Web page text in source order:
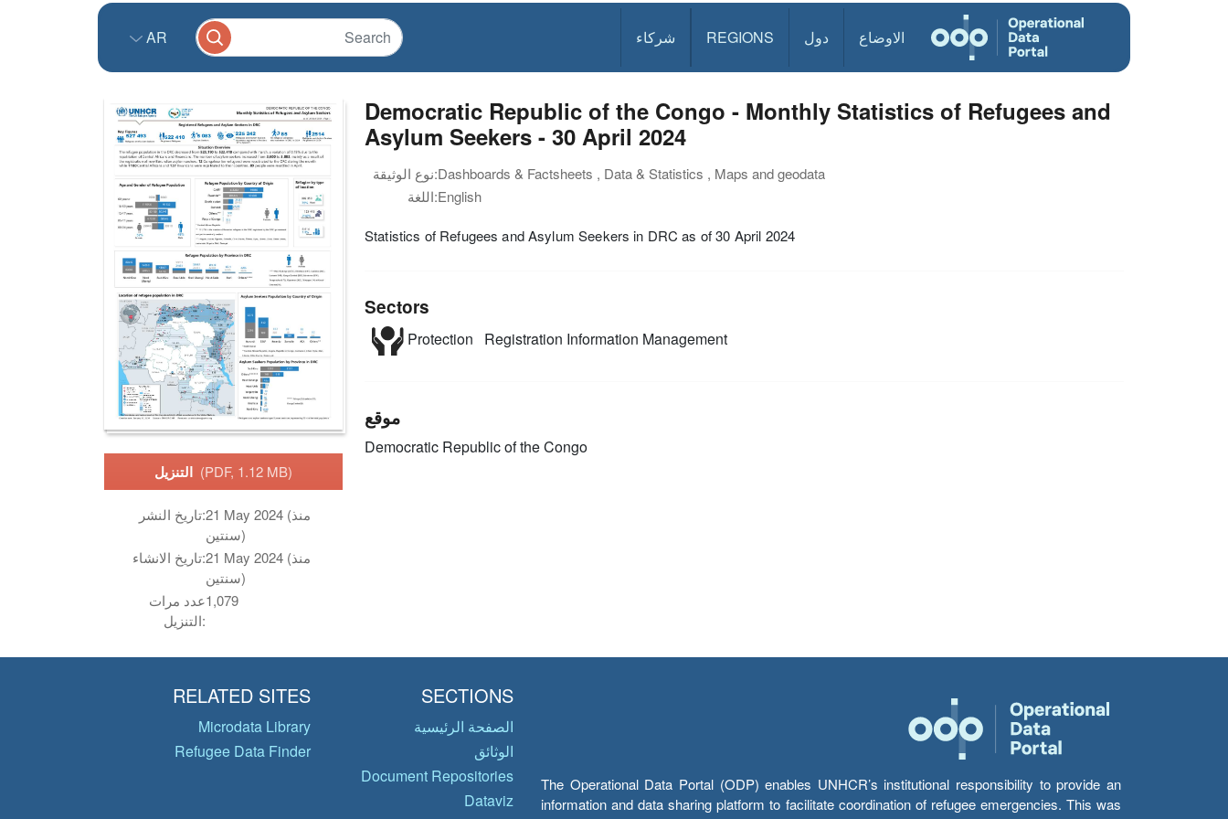
الاوضاع دول REGIONS شركاء AR
(PDF, 1.12 MB)
تاريخ النشر:21 May 2024 (منذ
سنتين)
تاريخ الانشاء:21 May 2024 (منذ
سنتين)
عدد مرات
التنزيل:
1,079
Democratic Republic of the Congo - Monthly Statistics of Refugees and
Asylum Seekers - 30 April 2024
نوع الوثيقة:Dashboards & Factsheets , Data & Statistics , Maps and geodata
اللغة:English
Statistics of Refugees and Asylum Seekers in DRC as of 30 April 2024
Sectors
Protection Registration Information Management
موقع
Democratic Republic of the Congo
The Operational Data Portal (ODP) enables UNHCR’s institutional responsibility to provide an
information and data sharing platform to facilitate coordination of refugee emergencies. This was
SECTIONS
الصفحة الرئيسية
الوثائق
Document Repositories
Dataviz
RELATED SITES
Microdata Library
Refugee Data Finder